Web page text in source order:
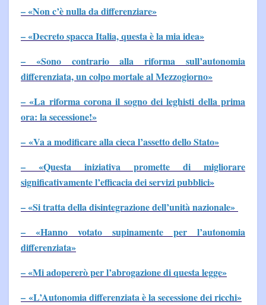
– «Non c’è nulla da differenziare»
– «Decreto spacca Italia, questa è la mia idea»
– «Sono contrario alla riforma sull’autonomia
differenziata, un colpo mortale al Mezzogiorno»
– «La riforma corona il sogno dei leghisti della prima
ora: la secessione!»
– «Va a modificare alla cieca l’assetto dello Stato»
– «Questa iniziativa promette di migliorare
significativamente l’efficacia dei servizi pubblici»
– «Si tratta della disintegrazione dell’unità nazionale»
– «Hanno votato supinamente per l’autonomia
differenziata»
– «Mi adopererò per l’abrogazione di questa legge»
– «L’Autonomia differenziata è la secessione dei ricchi»